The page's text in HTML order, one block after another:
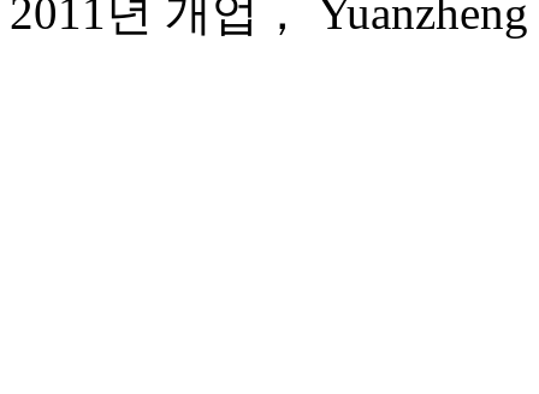
2011년 개업，